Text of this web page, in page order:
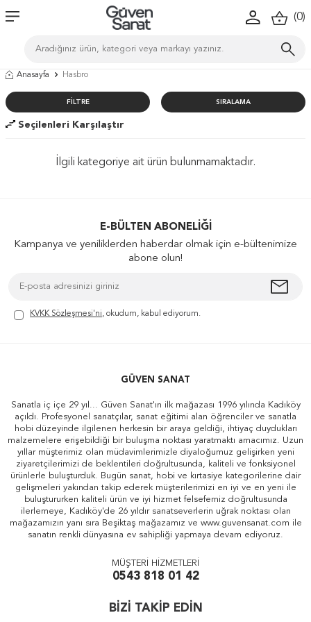
(0)
Anasayfa Hasbro
FILTRE SIRALAMA
Seçilenleri Karşılaştır
İlgili kategoriye ait ürün bulunmamaktadır.
E-BÜLTEN ABONELIĞI
Kampanya ve yeniliklerden haberdar olmak için e-bültenimize
abone olun!
KVKK Sözleşmesi'ni, okudum, kabul ediyorum.
GÜVEN SANAT
Sanatla iç içe 29 yıl... Güven Sanat'ın ilk mağazası 1996 yılında Kadıköy
açıldı. Profesyonel sanatçılar, sanat eğitimi alan öğrenciler ve sanatla
hobi düzeyinde ilgilenen herkesin bir araya geldiği, ihtiyaç duydukları
malzemelere erişebildiği bir buluşma noktası yaratmaktı amacımız. Uzun
yıllar müşterimiz olan müdavimlerimizle diyaloğumuz gelişirken yeni
ziyaretçilerimizi de beklentileri doğrultusunda, kaliteli ve fonksiyonel
ürünlerle buluşturduk. Bugün sanat, hobi ve kırtasiye kategorilerine dair
gelişmeleri yakından takip ederek müşterilerimizi en iyi ve en yeni ile
buluştururken kaliteli ürün ve iyi hizmet felsefemiz doğrultusunda
ilerlemeye, Kadıköy'de 26 yıldır sanatseverlerin uğrak noktası olan
mağazamızın yanı sıra Beşiktaş mağazamız ve www.guvensanat.com ile
sanatın renkli dünyasına ev sahipliği yapmaya devam ediyoruz.
MÜŞTERİ HİZMETLERİ
0543 818 01 42
BİZİ TAKİP EDİN